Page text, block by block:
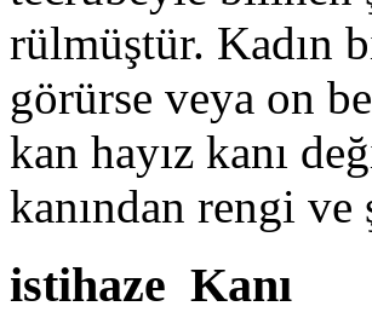
rülmüştür. Kadın
görürse veya on
kan hayız kanı
kanından rengi
istihaze Kanı